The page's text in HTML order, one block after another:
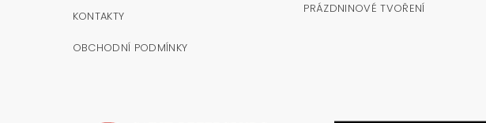
KONTAKTY
OBCHODNÍ PODMÍNKY
PRÁZDNINOVÉ TVOŘENÍ